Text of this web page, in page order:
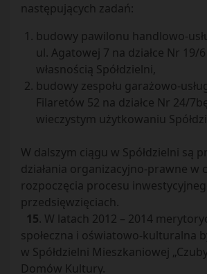
następujących zadań:
budowy pawilonu handlowo-
ul. Agatowej 7 na działce Nr 19/
własnością Spółdzielni,
budowy zespołu garażowo-
Filaretów 52 na działce Nr 24/
wieczystym użytkowaniu
W dalszym ciągu w Spółdzielni są
działania organizacyjno-prawne w
rozpoczęcia procesu
przedsięwzięciach.
15. W latach 2012 – 2014
społeczna i oświatowo-kulturalna
w Spółdzielni Mieszkaniowej
Domów Kultury.